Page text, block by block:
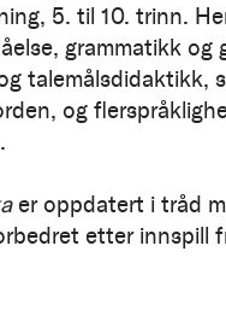
5. til 10. trinn.
grammatikk og
talemålsdidaktikk,
og
er oppdatert i tråd
etter innspill